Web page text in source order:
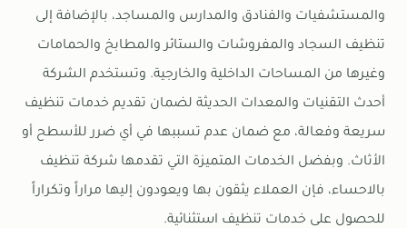
والمستشفيات والفنادق والمدارس والمساجد، بالإضافة إلى
تنظيف السجاد والمفروشات والستائر والمطابخ والحمامات
وغيرها من المساحات الداخلية والخارجية. وتستخدم الشركة
أحدث التقنيات والمعدات الحديثة لضمان تقديم خدمات تنظيف
سريعة وفعالة، مع ضمان عدم تسببها في أي ضرر للأسطح أو
الأثاث. وبفضل الخدمات المتميزة التي تقدمها شركة تنظيف
بالاحساء، فإن العملاء يثقون بها ويعودون إليها مراراً وتكراراً
للحصول على خدمات تنظيف استثنائية.